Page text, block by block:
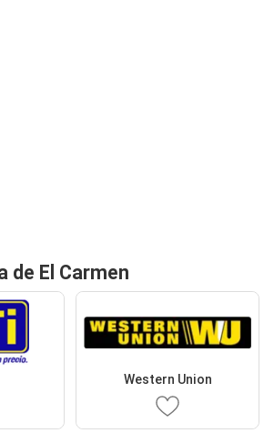
de El Carmen
Western Union